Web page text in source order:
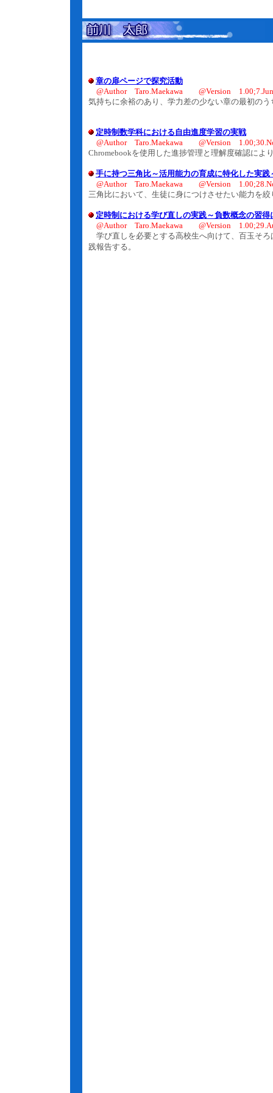
章の扉ページで探究活動
@Author Taro.Maekawa @Version
気持ちに余裕のあり、学力差の少ない章の最初の
定時制数学科における自由進度学習の実戦
@Author Taro.Maekawa @Version
Chromebookを使用した進捗管理と理解度確認に
手に持つ三角比～活用能力の育成に特化した実践
@Author Taro.Maekawa @Version
三角比において、生徒に身につけさせたい能力を
定時制における学び直しの実践～負数概念の習得
@Author Taro.Maekawa @Version
学び直しを必要とする高校生へ向けて、百玉そ
践報告する。